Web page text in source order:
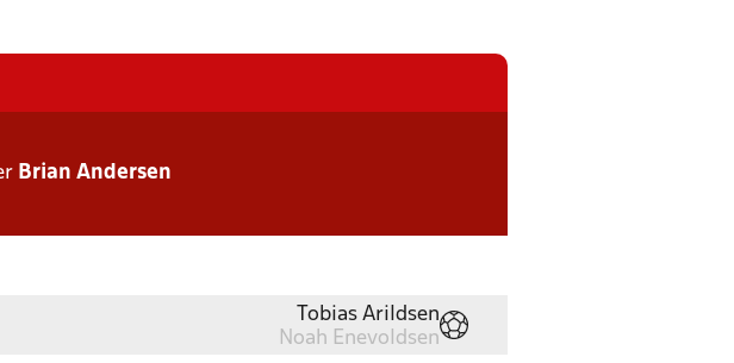
Brian Andersen
Tobias Arildsen
Noah Enevoldsen